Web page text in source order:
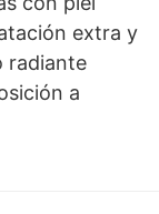
extra y
radiante
a